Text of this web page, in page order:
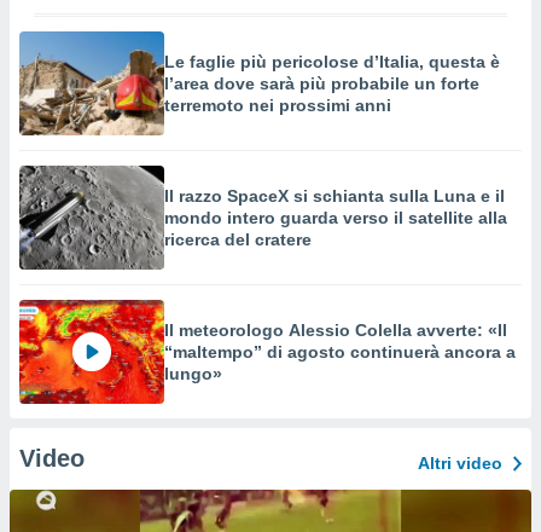
Le faglie più pericolose d’Italia, questa è
l’area dove sarà più probabile un forte
terremoto nei prossimi anni
Il razzo SpaceX si schianta sulla Luna e il
mondo intero guarda verso il satellite alla
ricerca del cratere
Il meteorologo Alessio Colella avverte: «Il
“maltempo” di agosto continuerà ancora a
lungo»
Video Altri video